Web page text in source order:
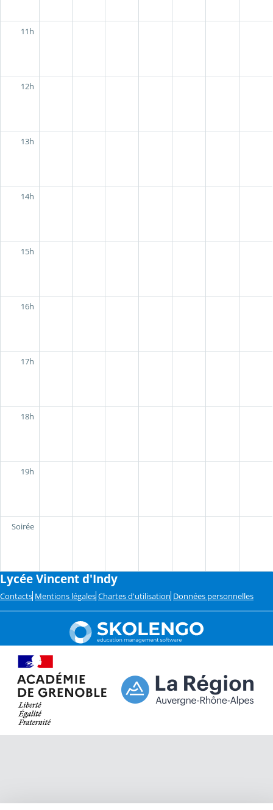
11h
12h
13h
14h
15h
16h
17h
18h
19h
Soirée
Lycée Vincent d'Indy
Contacts Mentions légales Chartes d'utilisation Données personnelles